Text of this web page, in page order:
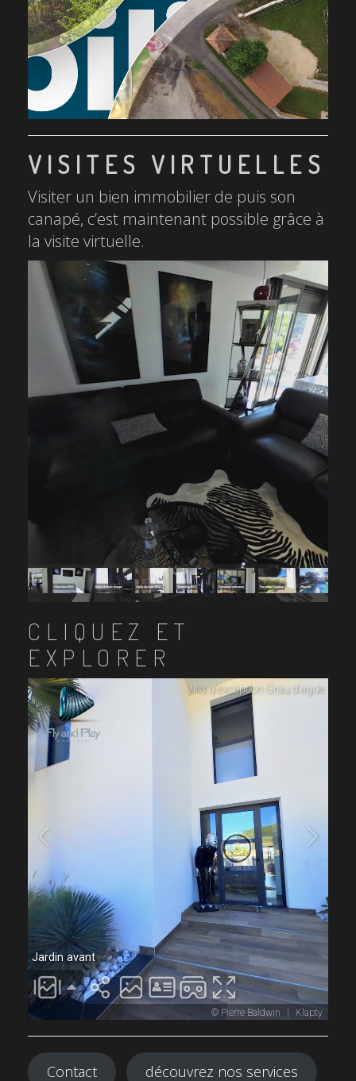
VISITES VIRTUELLES
Visiter un bien immobilier de puis son
canapé, c’est maintenant possible grâce à
la visite virtuelle.
CLIQUEZ ET
EXPLORER
Contact découvrez nos services